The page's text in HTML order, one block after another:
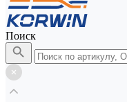
Поиск